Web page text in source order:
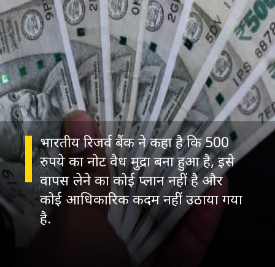
भारतीय रिजर्व बैंक ने कहा है कि 500
रुपये का नोट वैध मुद्रा बना हुआ है, इसे
वापस लेने का कोई प्‍लान नहीं है और
कोई आधिकारिक कदम नहीं उठाया गया
है.